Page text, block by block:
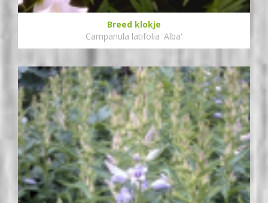
Breed klokje
Campanula latifolia 'Alba'